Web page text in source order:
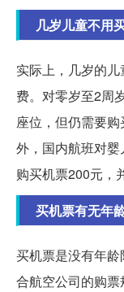
几岁儿童不用
实际上，几岁的
费。对零岁至2周
座位，但仍需要
外，国内航班对
购买机票200元，
买机票有无年
买机票是没有年
合航空公司的购